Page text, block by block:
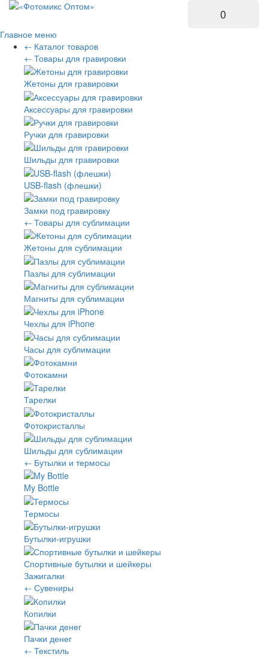
0
Главное меню
+- Каталог товаров
+- Товары для гравировки
Жетоны для гравировки
Аксессуары для гравировки
Ручки для гравировки
Шильды для гравировки
USB-flash (флешки)
Замки под гравировку
+- Товары для сублимации
Жетоны для сублимации
Пазлы для сублимации
Магниты для сублимации
Чехлы для iPhone
Часы для сублимации
Фотокамни
Тарелки
Фотокристаллы
Шильды для сублимации
+- Бутылки и термосы
My Bottle
Термосы
Бутылки-игрушки
Спортивные бутылки и шейкеры
Зажигалки
+- Сувениры
Копилки
Пачки денег
+- Текстиль